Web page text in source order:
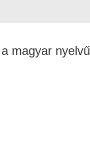
magyar nyelvű